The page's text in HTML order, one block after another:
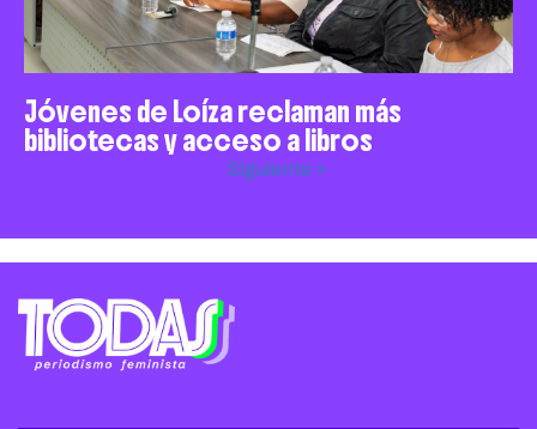
Jóvenes de Loíza reclaman más
bibliotecas y acceso a libros
Siguiente »